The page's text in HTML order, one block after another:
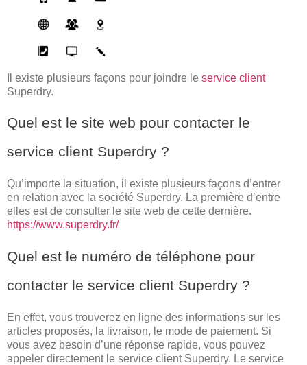
Il existe plusieurs façons pour joindre le service client
Superdry.
Quel est le site web pour contacter le
service client Superdry ?
Qu’importe la situation, il existe plusieurs façons d’entrer
en relation avec la société Superdry. La première d’entre
elles est de consulter le site web de cette dernière.
https://www.superdry.fr/
Quel est le numéro de téléphone pour
contacter le service client Superdry ?
En effet, vous trouverez en ligne des informations sur les
articles proposés, la livraison, le mode de paiement. Si
vous avez besoin d’une réponse rapide, vous pouvez
appeler directement le service client Superdry. Le service